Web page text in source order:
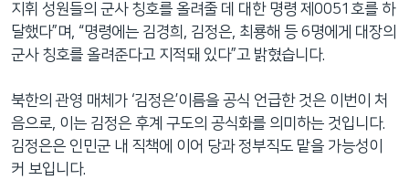
지휘 성원들의 군사 칭호를 올려줄 데 대한 명령 제0051호를 하
달했다”며, “명령에는 김경희, 김정은, 최룡해 등 6명에게 대장의
군사 칭호를 올려준다고 지적돼 있다”고 밝혔습니다.
북한의 관영 매체가 ‘김정은’이름을 공식 언급한 것은 이번이 처
음으로, 이는 김정은 후계 구도의 공식화를 의미하는 것입니다.
김정은은 인민군 내 직책에 이어 당과 정부직도 맡을 가능성이
커 보입니다.